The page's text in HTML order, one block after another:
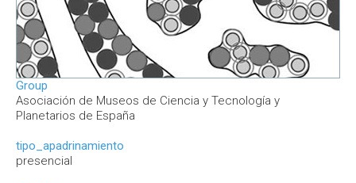
Group
Asociación de Museos de Ciencia y Tecnología y
Planetarios de España
tipo_apadrinamiento
presencial